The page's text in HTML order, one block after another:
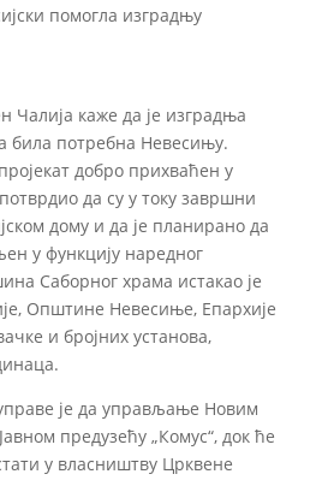
помогла изградњу
Чалија каже да је изградња
била потребна Невесињу.
добро прихваћен у
да су у току завршни
дому и да је планирано да
у функцију наредног
Саборног храма истакао је
Општине Невесиње, Епархије
и бројних установа,
је да управљање Новим
предузећу „Комус“, док ће
у власништву Црквене